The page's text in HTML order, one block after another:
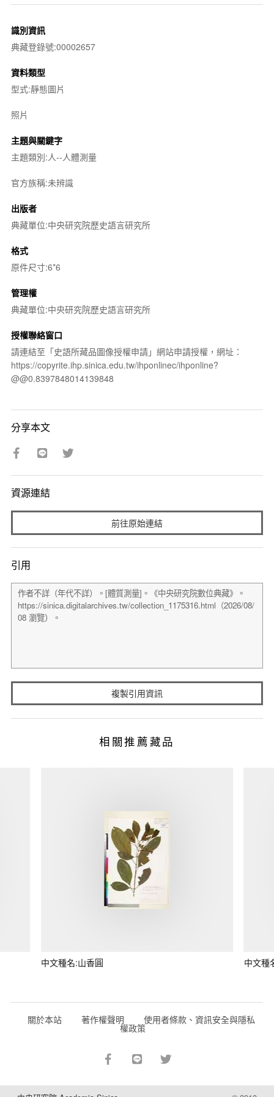
識別資訊
典藏登錄號:00002657
資料類型
型式:靜態圖片
照片
主題與關鍵字
主題類別:人--人體測量
官方族稱:未辨識
出版者
典藏單位:中央研究院歷史語言研究所
格式
原件尺寸:6*6
管理權
典藏單位:中央研究院歷史語言研究所
授權聯絡窗口
請連結至「史語所藏品圖像授權申請」網站申請授權，網址：
https://copyrite.ihp.sinica.edu.tw/ihponlinec/ihponline?
@@0.8397848014139848
分享本文
資源連結
前往原始連結
引用
複製引用資訊
相關推薦藏品
中文種名:山香圓 中文種
關於本站 著作權聲明 使用者條款、資訊安全與隱私
權政策